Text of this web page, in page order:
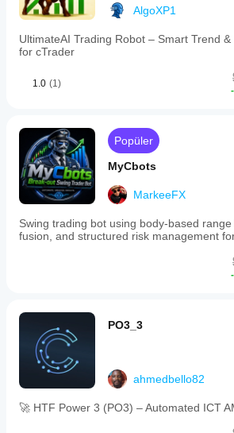
AlgoXP1
UltimateAI Trading Robot – Smart Trend
for cTrader
1.0 (1)
Popüler
MyCbots
MarkeeFX
Swing trading bot using body-based
fusion, and structured risk management
PO3_3
ahmedbello82
🚀 HTF Power 3 (PO3) – Automated ICT